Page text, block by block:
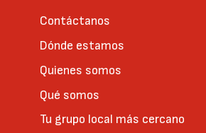
Contáctanos
Dónde estamos
Quienes somos
Qué somos
Tu grupo local más cercano